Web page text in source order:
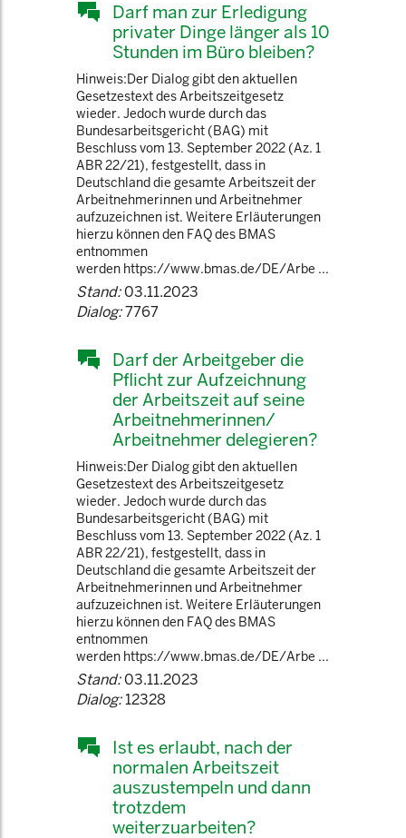
Darf man zur Erledigung
privater Dinge länger als 10
Stunden im Büro bleiben?
Hinweis:Der Dialog gibt den aktuellen
Gesetzestext des Arbeitszeitgesetz
wieder. Jedoch wurde durch das
Bundesarbeitsgericht (BAG) mit
Beschluss vom 13. September 2022 (Az. 1
ABR 22/21), festgestellt, dass in
Deutschland die gesamte Arbeitszeit der
Arbeitnehmerinnen und Arbeitnehmer
aufzuzeichnen ist. Weitere Erläuterungen
hierzu können den FAQ des BMAS
entnommen
werden https://www.bmas.de/DE/Arbe ...
Stand:03.11.2023
Dialog:7767
Darf der Arbeitgeber die
Pflicht zur Aufzeichnung
der Arbeitszeit auf seine
Arbeitnehmerinnen/
Arbeitnehmer delegieren?
Hinweis:Der Dialog gibt den aktuellen
Gesetzestext des Arbeitszeitgesetz
wieder. Jedoch wurde durch das
Bundesarbeitsgericht (BAG) mit
Beschluss vom 13. September 2022 (Az. 1
ABR 22/21), festgestellt, dass in
Deutschland die gesamte Arbeitszeit der
Arbeitnehmerinnen und Arbeitnehmer
aufzuzeichnen ist. Weitere Erläuterungen
hierzu können den FAQ des BMAS
entnommen
werden https://www.bmas.de/DE/Arbe ...
Stand:03.11.2023
Dialog:12328
Ist es erlaubt, nach der
normalen Arbeitszeit
auszustempeln und dann
trotzdem
weiterzuarbeiten?